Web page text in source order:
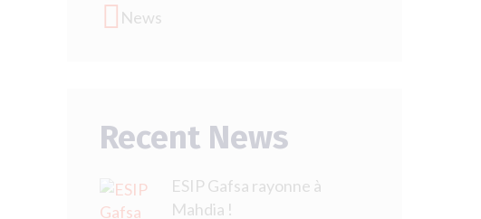
News
Recent News
ESIP Gafsa rayonne à
Mahdia !